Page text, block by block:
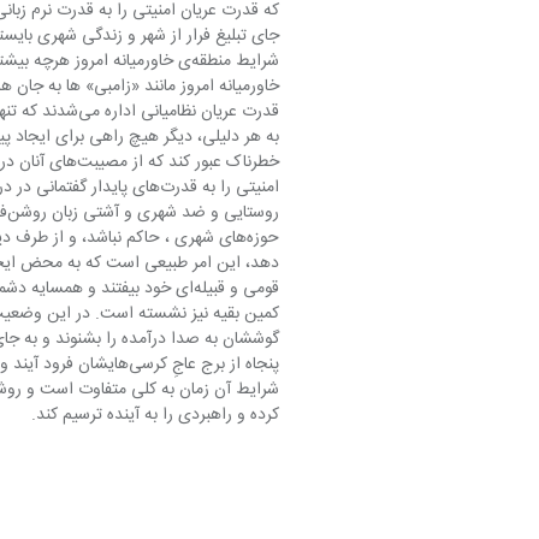
قومی و قبیله‌ای خود بیفتند و
کمین بقیه نیز نشسته است. در این
کرده و راهبردی را به آینده ترسیم کند.   ‌